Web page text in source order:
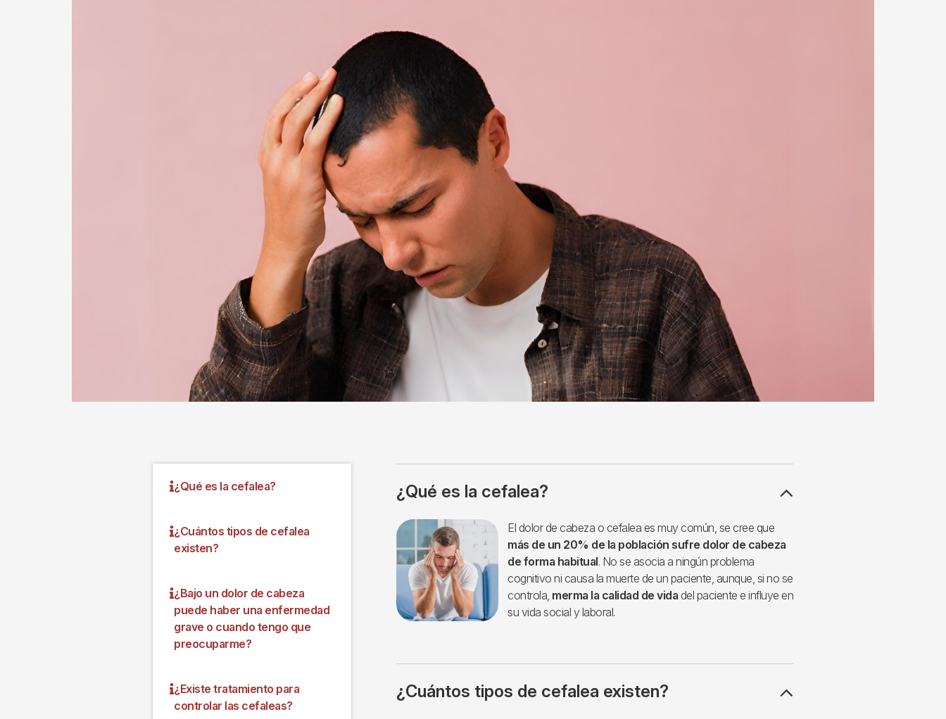
¿Qué es la cefalea?
¿Cuántos tipos de cefalea
existen?
¿Bajo un dolor de cabeza
puede haber una enfermedad
grave o cuando tengo que
preocuparme?
¿Existe tratamiento para
controlar las cefaleas?
¿Qué es la cefalea?
Imagen
El dolor de cabeza o cefalea es muy común, se cree que
más de un 20% de la población sufre dolor de cabeza
de forma habitual. No se asocia a ningún problema
cognitivo ni causa la muerte de un paciente, aunque, si no se
controla, merma la calidad de vida del paciente e influye en
su vida social y laboral.
¿Cuántos tipos de cefalea existen?